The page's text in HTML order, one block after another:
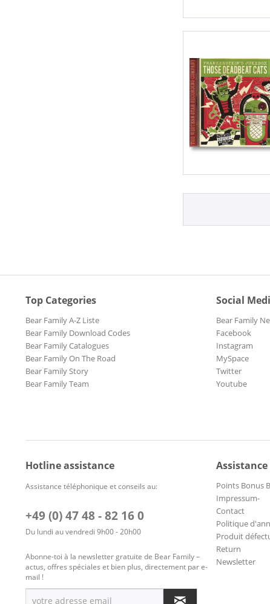
Top Categories
Bear Family A-Z Liste
Bear Family Download Codes
Bear Family Catalogues
Bear Family On The Road
Bear Family Story
Bear Family Team
Social
Bear Family
Facebook
Instagram
MySpace
Twitter
Youtube
Hotline assistance
Assistance téléphonique et conseils au:
+49 (0) 47 48 - 82 16 0
Du lundi au vendredi 9h00 - 20h00
Abonne-toi à la newsletter gratuite de Bear Family –
actus, offres spéciales et bien plus, directement par e-
mail !
Points Bonus
Impressum-
Contact
Politique
Produit
Return
Newsletter